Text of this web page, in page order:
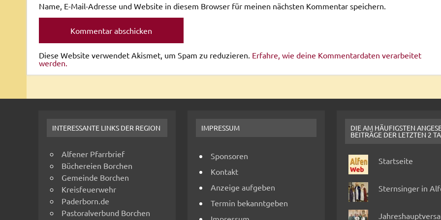
Name, E-Mail-Adresse und Website in diesem Browser für meinen nächsten Kommentar speichern.
Diese Website verwendet Akismet, um Spam zu reduzieren. Erfahre, wie deine Kommentardaten verarbeitet
werden.
INTERESSANTE LINKS DER REGION
Alfener Pfarrbrief
Büchereien Borchen
Gemeinde Borchen
Kreisfeuerwehr
Paderborn.de
Pastoralverbund Borchen
IMPRESSUM
Sponsoren
Kontakt
Anzeige aufgeben
Termin bekanntgeben
DIE AM HÄUFIGSTEN
BEITRÄGE DER LETZTEN 2
Startseite
Sternsinger in